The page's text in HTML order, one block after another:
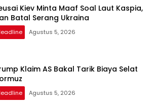
Kiev Minta Maaf Soal Laut Kaspia,
Batal Serang Ukraina
Agustus 5, 2026
Klaim AS Bakal Tarik Biaya Selat
Agustus 5, 2026